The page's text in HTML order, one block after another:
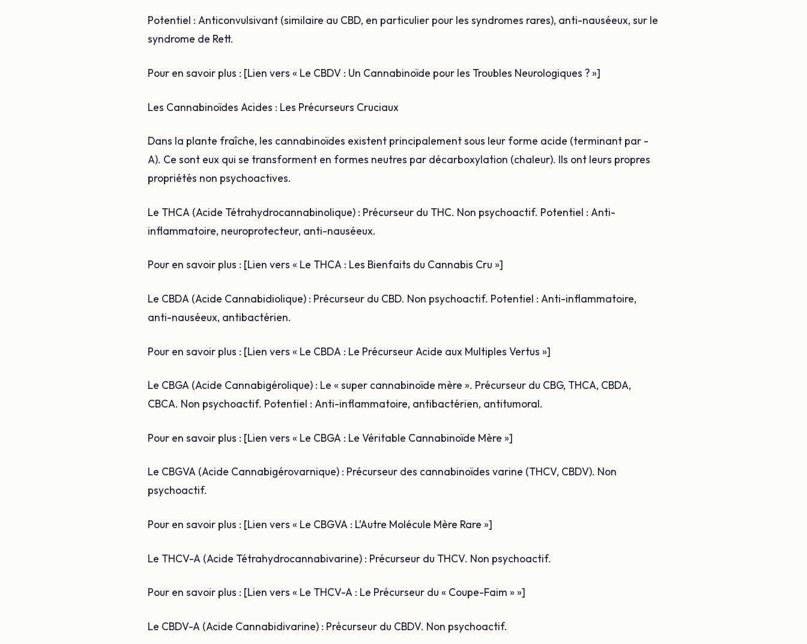
Potentiel : Anticonvulsivant (similaire au CBD, en particulier pour les syndromes rares), anti-nauséeux, sur le
syndrome de Rett.
Pour en savoir plus : [Lien vers « Le CBDV : Un Cannabinoïde pour les Troubles Neurologiques ? »]
Les Cannabinoïdes Acides : Les Précurseurs Cruciaux
Dans la plante fraîche, les cannabinoïdes existent principalement sous leur forme acide (terminant par -
A). Ce sont eux qui se transforment en formes neutres par décarboxylation (chaleur). Ils ont leurs propres
propriétés non psychoactives.
Le THCA (Acide Tétrahydrocannabinolique) : Précurseur du THC. Non psychoactif. Potentiel : Anti-
inflammatoire, neuroprotecteur, anti-nauséeux.
Pour en savoir plus : [Lien vers « Le THCA : Les Bienfaits du Cannabis Cru »]
Le CBDA (Acide Cannabidiolique) : Précurseur du CBD. Non psychoactif. Potentiel : Anti-inflammatoire,
anti-nauséeux, antibactérien.
Pour en savoir plus : [Lien vers « Le CBDA : Le Précurseur Acide aux Multiples Vertus »]
Le CBGA (Acide Cannabigérolique) : Le « super cannabinoïde mère ». Précurseur du CBG, THCA, CBDA,
CBCA. Non psychoactif. Potentiel : Anti-inflammatoire, antibactérien, antitumoral.
Pour en savoir plus : [Lien vers « Le CBGA : Le Véritable Cannabinoïde Mère »]
Le CBGVA (Acide Cannabigérovarnique) : Précurseur des cannabinoïdes varine (THCV, CBDV). Non
psychoactif.
Pour en savoir plus : [Lien vers « Le CBGVA : L’Autre Molécule Mère Rare »]
Le THCV-A (Acide Tétrahydrocannabivarine) : Précurseur du THCV. Non psychoactif.
Pour en savoir plus : [Lien vers « Le THCV-A : Le Précurseur du « Coupe-Faim » »]
Le CBDV-A (Acide Cannabidivarine) : Précurseur du CBDV. Non psychoactif.